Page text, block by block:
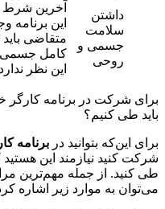
داشتن
سلامت
جسمی و
روحی
آخرین
این برنامه
متقاضی
کامل جسمی
این نظر
برای شرکت در برنامه کارگر
باید طی کنیم؟
برای این‌که بتوانید در برنامه
شرکت کنید نیازمند این
طی کنید. از جمله مهم‌ترین
می‌توان به موارد زیر اشاره